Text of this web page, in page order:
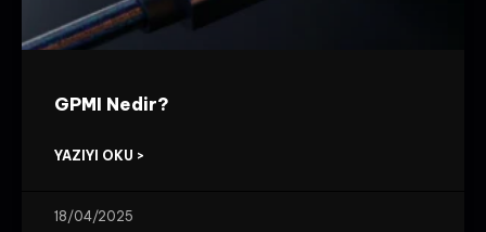
GPMI Nedir?
YAZIYI OKU >
18/04/2025